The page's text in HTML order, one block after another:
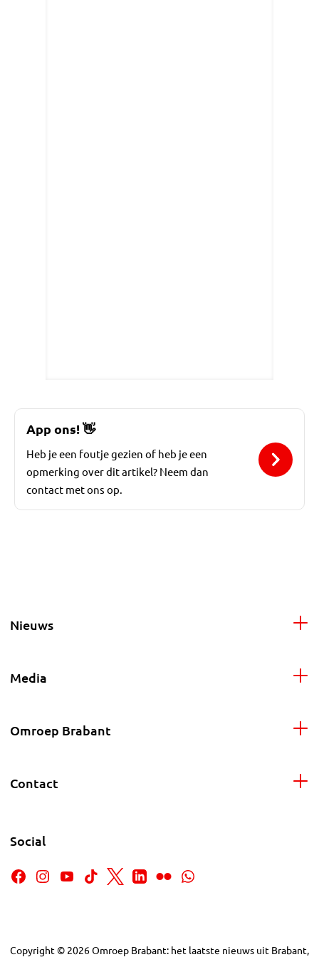
App ons!👋
Heb je een foutje gezien of heb je een
opmerking over dit artikel? Neem dan
contact met ons op.
Nieuws
Media
Omroep Brabant
Contact
Social
Copyright © 2026Omroep Brabant: het laatste nieuws uit Brabant,